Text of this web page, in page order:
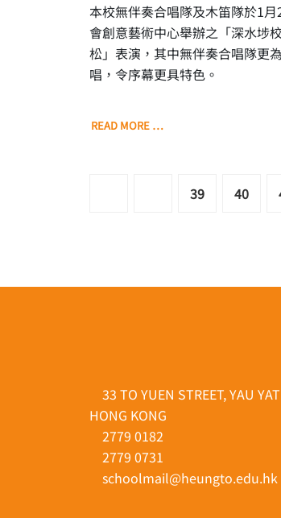
本校無伴奏合唱隊及木笛隊於1
會創意藝術中心舉辦之「深水埗
松」表演，其中無伴奏合唱隊更
唱，令序幕更具特色。
READ MORE …
39 40
33 TO YUEN STREET, YAU
HONG KONG
2779 0182
2779 0731
schoolmail@heungto.edu.hk